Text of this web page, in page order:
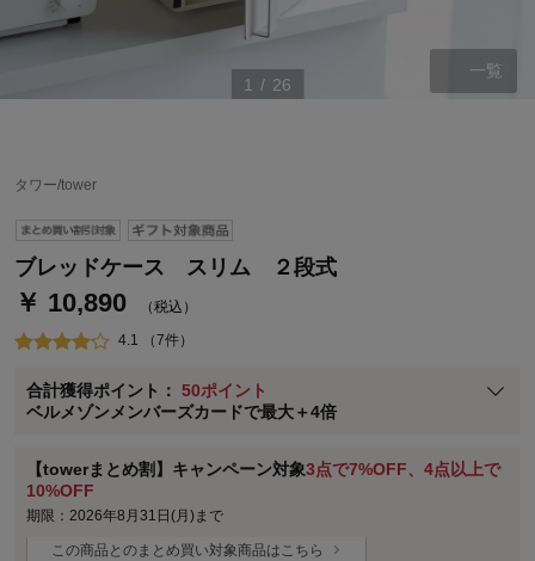
1 / 26
一覧
タワー/tower
ブレッドケース スリム ２段式
￥ 10,890 （税込）
4.1 （7件）
合計獲得ポイント： 50ポイント
ベルメゾンメンバーズカードで最大＋4倍
ベルメゾン・ポイントについて
通常商品送料無料 返品引取無料（JCBのみ）
即時入会なら更に500円OFFクーポンプレゼント
※メンバーズカードの加算ポイントはステージ倍率適用前の基本ポイント
に対して適用されます。
【towerまとめ割】キャンペーン対象3点で7%OFF、4点以上で
10%OFF
期限：2026年8月31日(月)まで
この商品とのまとめ買い対象商品はこちら